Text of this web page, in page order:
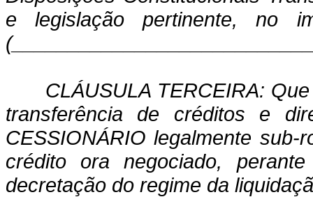
e legislação pertinente, no
CLÁUSULA TERCEIRA:
transferência de créditos e
CESSIONÁRIO legalmente
crédito ora negociado,
decretação do regime da